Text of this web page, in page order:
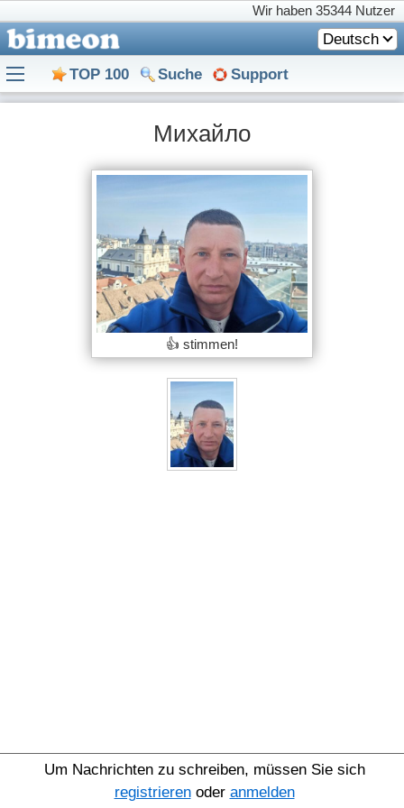
Wir haben 35344 Nutzer
Deutsch
TOP 100 Suche Support
Михайло
👍 stimmen!
Um Nachrichten zu schreiben, müssen Sie sich
registrierenoder anmelden